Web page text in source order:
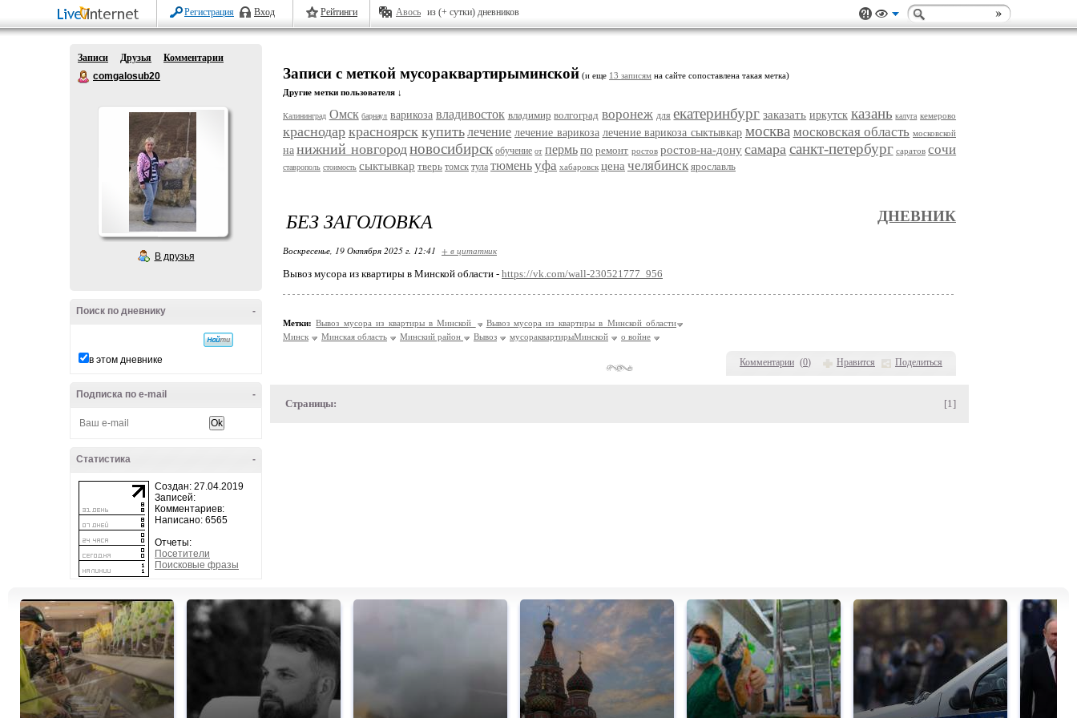
Регистрация Вход Рейтинги Авось из (+ сутки) дневников
Записи Друзья
Комментарии
comgalosub20
В друзья
-
Поиск по дневнику
в этом дневнике
-
Подписка по e-mail
-
Статистика
Создан: 27.04.2019
Записей:
Комментариев:
Написано: 6565
Отчеты:
Посетители
Поисковые фразы
Записи с меткой мусораквартирыминской (и еще 13 записям на сайте сопоставлена такая метка)
Другие метки пользователя ↓
Калининград Омск барнаул варикоза владивосток владимир волгоград воронеж для екатеринбург заказать иркутск казань калуга кемерово
краснодар красноярск купить лечение лечение варикоза лечение варикоза сыктывкар москва московская область московской
на нижний новгородновосибирск обучение от пермь по ремонт ростов ростов-на-дону самара санкт-петербург саратов сочи
ставрополь стоимость сыктывкар тверь томск тула тюменьуфа хабаровск цена челябинск ярославль
Комментарии (0) Нравится Поделиться
БЕЗ ЗАГОЛОВКА ДНЕВНИК
Воскресенье, 19 Октября 2025 г. 12:41 + в цитатник
Вывоз мусора из квартиры в Минской области - https://vk.com/wall-230521777_956
Метки: Вывоз мусора из квартиры в Минской
Вывоз мусора из квартиры в Минской области
Минск
Минская область Минский район Вывоз мусораквартирыМинской о войне
Страницы: [1]